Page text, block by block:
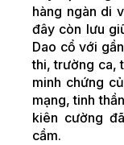
hàng ngàn di
đây còn lưu
Dao cổ với
thi, trường ca,
minh chứng
mạng, tinh
kiên cường
cầm.